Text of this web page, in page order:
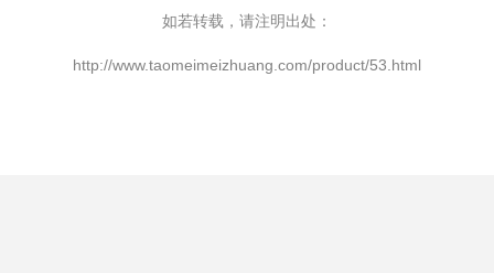
如若转载，请注明出处：
http://www.taomeimeizhuang.com/product/53.html